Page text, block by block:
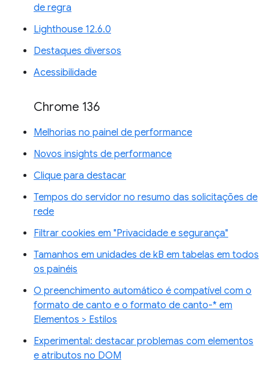
de regra
Lighthouse 12.6.0
Destaques diversos
Acessibilidade
Chrome 136
Melhorias no painel de performance
Novos insights de performance
Clique para destacar
Tempos do servidor no resumo das solicitações de
rede
Filtrar cookies em "Privacidade e segurança"
Tamanhos em unidades de kB em tabelas em todos
os painéis
O preenchimento automático é compatível com o
formato de canto e o formato de canto-* em
Elementos > Estilos
Experimental: destacar problemas com elementos
e atributos no DOM